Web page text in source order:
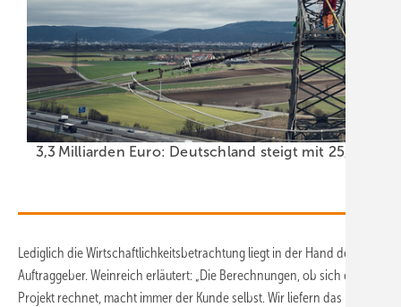
3,3 Milliarden Euro: Deutschland steigt mit 25,1
Lediglich die Wirtschaftlichkeitsbetrachtung liegt in der Hand der
Auftraggeber. Weinreich erläutert: „Die Berechnungen, ob sich ein
Projekt rechnet, macht immer der Kunde selbst. Wir liefern das